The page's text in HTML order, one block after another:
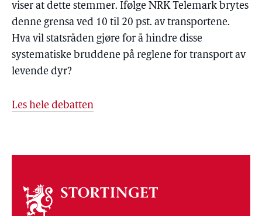
viser at dette stemmer. Ifølge NRK Telemark brytes
denne grensa ved 10 til 20 pst. av transportene.
Hva vil statsråden gjøre for å hindre disse
systematiske bruddene på reglene for transport av
levende dyr?
Les hele debatten
Om
stortinget